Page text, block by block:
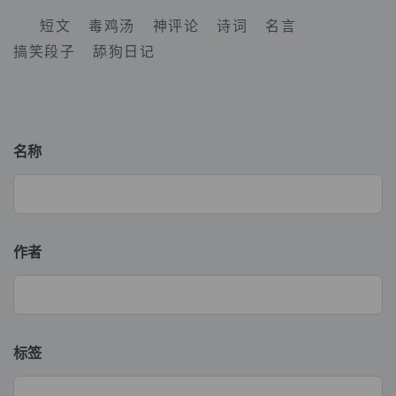
短文 毒鸡汤 神评论 诗词
名言
搞笑段子
舔狗日记
名称
作者
标签